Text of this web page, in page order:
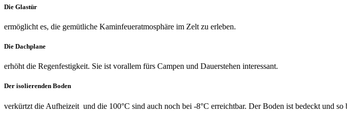
Die Glastür
ermöglicht es, die gemütliche Kaminfeueratmosphäre im Zelt zu erleben.
Die Dachplane
erhöht die Regenfestigkeit. Sie ist vorallem fürs Campen und Dauerstehen interessant.
Der isolierenden Boden
verkürtzt die Aufheizeit und die 100°C sind auch noch bei -8°C erreichtbar. Der Boden ist bedeckt und so